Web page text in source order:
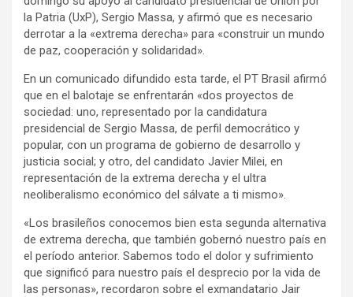
la Patria (UxP), Sergio Massa, y afirmó que es necesario
derrotar a la «extrema derecha» para «construir un mundo
de paz, cooperación y solidaridad».
En un comunicado difundido esta tarde, el PT Brasil afirmó
que en el balotaje se enfrentarán «dos proyectos de
sociedad: uno, representado por la candidatura
presidencial de Sergio Massa, de perfil democrático y
popular, con un programa de gobierno de desarrollo y
justicia social; y otro, del candidato Javier Milei, en
representación de la extrema derecha y el ultra
neoliberalismo económico del sálvate a ti mismo».
«Los brasileños conocemos bien esta segunda alternativa
de extrema derecha, que también gobernó nuestro país en
el período anterior. Sabemos todo el dolor y sufrimiento
que significó para nuestro país el desprecio por la vida de
las personas», recordaron sobre el exmandatario Jair